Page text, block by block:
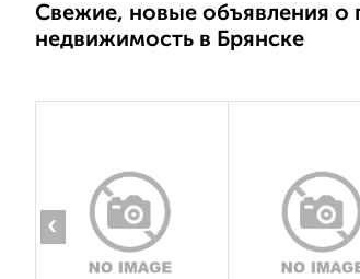
Свежие, новые объявления
недвижимость в Брянске
‹